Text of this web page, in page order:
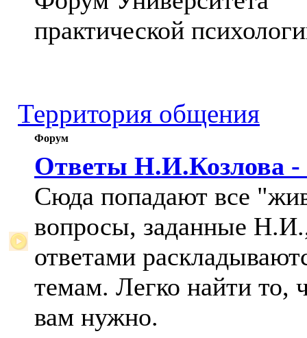
практической
Территория общения
Форум
Ответы Н.И.Козлова -
Сюда попадают все
вопросы, заданные
ответами
темам. Легко найти то,
вам нужно.